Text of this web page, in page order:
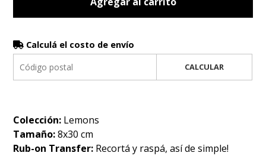
Calculá el costo de envío
CALCULAR
Colección: Lemons
Tamaño:8x30 cm
Rub-on Transfer: Recortá y raspá, así de simple!